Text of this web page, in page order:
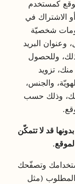
كمستخدم
الاشتراك في
شخصيّة
وعنوان البريد
ذلك، وللحصول
تزويد
والجنس،
ذلك، وذلك حسب
قد لا تتمكّن
وتصفّحك
(مثل